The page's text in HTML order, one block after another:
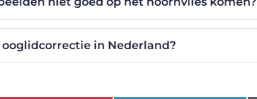
ooglidcorrectie in Nederland?